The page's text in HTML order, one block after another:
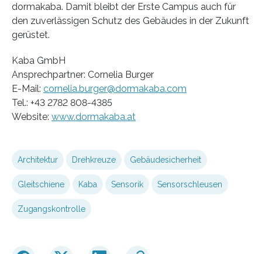
dormakaba. Damit bleibt der Erste Campus auch für
den zuverlässigen Schutz des Gebäudes in der Zukunft
gerüstet.
Kaba GmbH
Ansprechpartner: Cornelia Burger
E-Mail: cornelia.burger@dormakaba.com
Tel.: +43 2782 808-4385
Website: www.dormakaba.at
Architektur Drehkreuze Gebäudesicherheit
Gleitschiene Kaba Sensorik Sensorschleusen
Zugangskontrolle